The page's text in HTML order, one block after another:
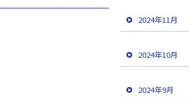
2024年11月
2024年10月
2024年9月